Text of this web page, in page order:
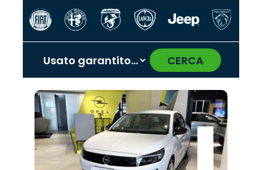
CERCA
Promo
Mazda
Promo
Land
Rover
Promo
Cupra
Promo
Opel
Promo
Citroën
Promo
Abarth
Promo
Alfa
Romeo
Promo
Jeep
Promo
Fiat
Promo
Peugeot
Promo
Hyundai
Promo
Jaecoo
Promo
Lancia
Promo
Omoda
Promo
Seat
‹ ›